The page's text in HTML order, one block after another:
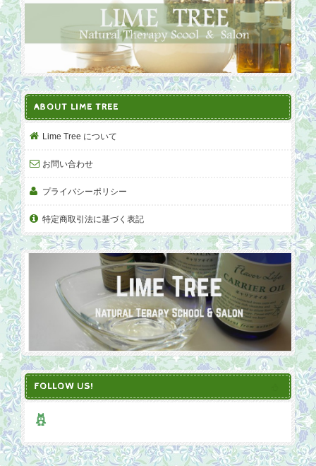
ABOUT LIME TREE
Lime Tree について
お問い合わせ
プライバシーポリシー
特定商取引法に基づく表記
FOLLOW US!